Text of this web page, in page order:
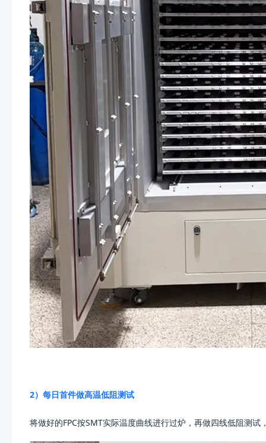
2）每日首件做高温低阻测试
将做好的FPC按SMT实际温度曲线进行过炉，再做四线低阻测试